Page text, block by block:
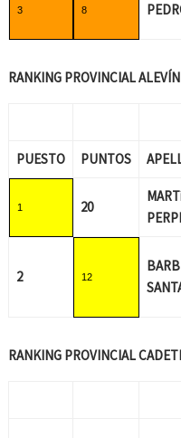
3 8
RANKING PROVINCIAL
PUESTO PUNTOS
1 20
2 12
RANKING PROVINCIAL